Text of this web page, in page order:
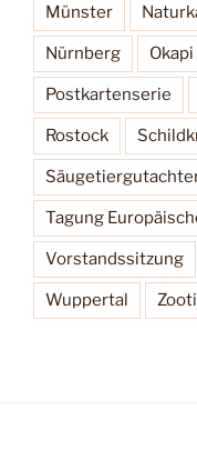
Münster
Nürnberg Okapi
Postkartenserie
Rostock
Tagung
Vorstandssitzung
Wuppertal